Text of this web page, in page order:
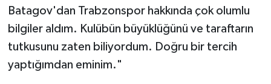
Batagov'dan Trabzonspor hakkında çok olumlu
bilgiler aldım. Kulübün büyüklüğünü ve taraftarın
tutkusunu zaten biliyordum. Doğru bir tercih
yaptığımdan eminim."
TÜRKİYE
YAŞAM